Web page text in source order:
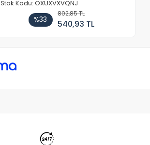
Stok Kodu: OXUXVXVQNJ
%33
802,85 TL
540,93 TL